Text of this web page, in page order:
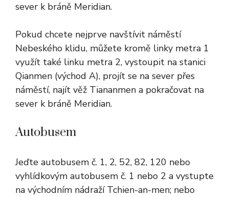
sever k bráně Meridian.
Pokud chcete nejprve navštívit náměstí
Nebeského klidu, můžete kromě linky metra 1
využít také linku metra 2, vystoupit na stanici
Qianmen (východ A), projít se na sever přes
náměstí, najít věž Tiananmen a pokračovat na
sever k bráně Meridian.
Autobusem
Jeďte autobusem č. 1, 2, 52, 82, 120 nebo
vyhlídkovým autobusem č. 1 nebo 2 a vystupte
na východním nádraží Tchien-an-men; nebo